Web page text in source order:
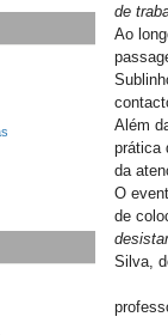
de
Ao
Além
prática
da
O
de
Silva,